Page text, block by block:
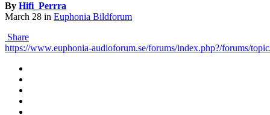
By Hifi_Perrra
March 28 in Euphonia Bildforum
Share
https://www.euphonia-audioforum.se/forums/index.php?/forums/